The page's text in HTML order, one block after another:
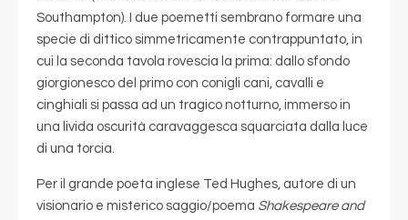
Southampton). I due poemetti sembrano formare una
specie di dittico simmetricamente contrappuntato, in
cui la seconda tavola rovescia la prima: dallo sfondo
giorgionesco del primo con conigli cani, cavalli e
cinghiali si passa ad un tragico notturno, immerso in
una livida oscurità caravaggesca squarciata dalla luce
di una torcia.
Per il grande poeta inglese Ted Hughes, autore di un
visionario e misterico saggio/poema Shakespeare and